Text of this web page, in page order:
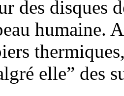
des disques
humaine.
elle” des